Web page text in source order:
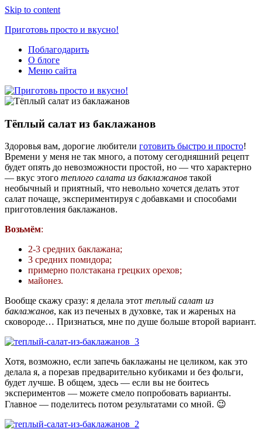
Skip to content
Приготовь просто и вкусно!
Простые
рецепты
каждый
день
Поблагодарить
О блоге
Меню сайта
Тёплый салат из баклажанов
Здоровья вам, дорогие любители готовить быстро и просто!
Времени у меня не так много, а потому сегодняшний рецепт
будет опять до невозможности простой, но — что характерно
— вкус этого теплого салата из баклажанов такой
необычный и приятный, что невольно хочется делать этот
салат почаще, экспериментируя с добавками и способами
приготовления баклажанов.
Возьмём:
2-3 средних баклажана;
3 средних помидора;
примерно полстакана грецких орехов;
майонез.
Вообще скажу сразу: я делала этот теплый салат из
баклажанов, как из печеных в духовке, так и жареных на
сковороде… Признаться, мне по душе больше второй вариант.
Хотя, возможно, если запечь баклажаны не целиком, как это
делала я, а порезав предварительно кубиками и без фольги,
будет лучше. В общем, здесь — если вы не боитесь
экспериментов — можете смело попробовать варианты.
Главное — поделитесь потом результатами со мной. 😉